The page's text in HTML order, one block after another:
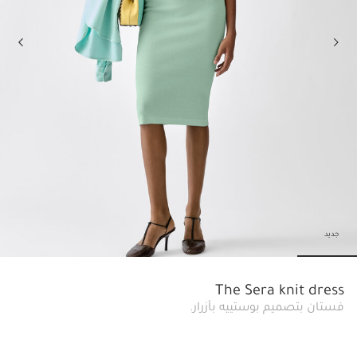
جديد
The Sera knit dress
فستان بتصميم بوستييه بأزرار.